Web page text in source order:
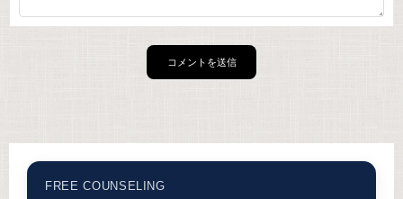
FREE COUNSELING